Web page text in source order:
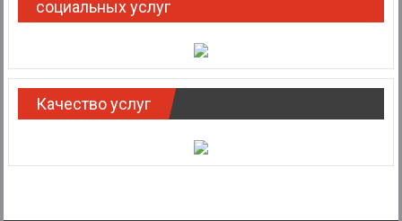
социальных услуг
Качество услуг